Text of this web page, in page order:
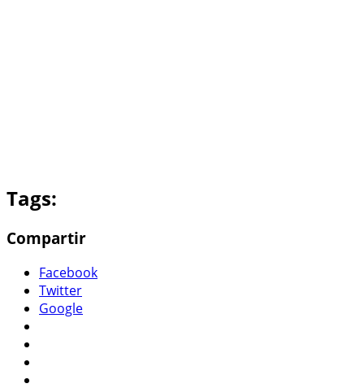
Tags:
Compartir
Facebook
Twitter
Google